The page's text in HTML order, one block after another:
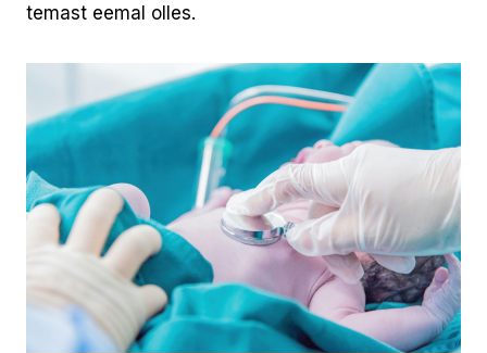
temast eemal olles.